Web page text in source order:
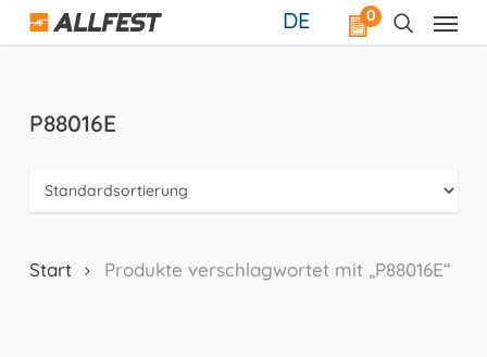
Skip
0
DE
P88016E
Start Produkte verschlagwortet mit „P88016E“